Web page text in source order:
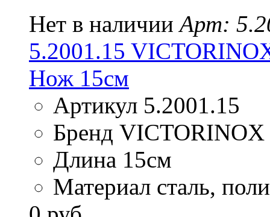
Нет в наличии Арт:
5.2001.15
Нож 15см
Артикул 5.2001.15
Бренд VICTORINOX
Длина 15см
Материал сталь,